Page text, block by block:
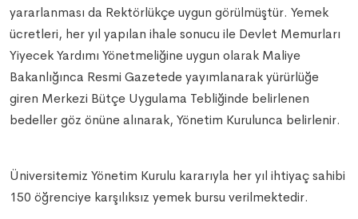
yararlanması da Rektörlükçe uygun görülmüştür. Yemek
ücretleri, her yıl yapılan ihale sonucu ile Devlet Memurları
Yiyecek Yardımı Yönetmeliğine uygun olarak Maliye
Bakanlığınca Resmi Gazetede yayımlanarak yürürlüğe
giren Merkezi Bütçe Uygulama Tebliğinde belirlenen
bedeller göz önüne alınarak, Yönetim Kurulunca belirlenir.
Üniversitemiz Yönetim Kurulu kararıyla her yıl ihtiyaç sahibi
150 öğrenciye karşılıksız yemek bursu verilmektedir.